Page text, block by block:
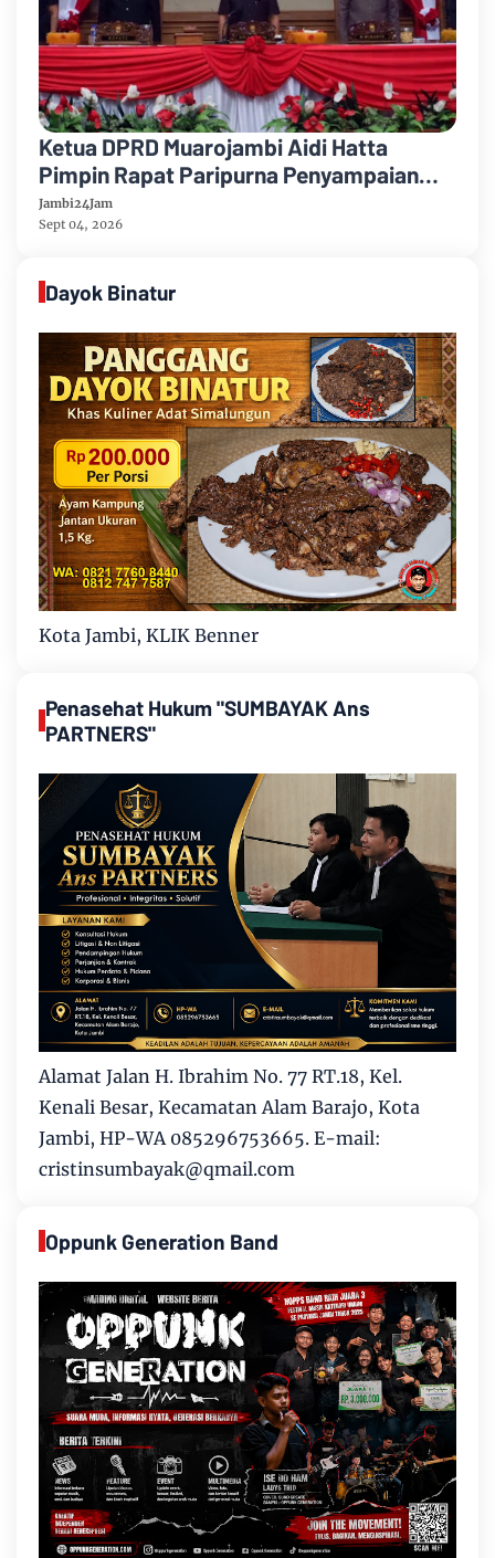
Ketua DPRD Muarojambi Aidi Hatta
Pimpin Rapat Paripurna Penyampaian
Rancangan Perubahan KUA-PPAS Tahun
Anggaran 2026
Jambi24Jam
Sept 04, 2026
Dayok Binatur
Kota Jambi, KLIK Benner
Penasehat Hukum "SUMBAYAK Ans
PARTNERS"
Alamat Jalan H. Ibrahim No. 77 RT.18, Kel.
Kenali Besar, Kecamatan Alam Barajo, Kota
Jambi, HP-WA 085296753665. E-mail:
cristinsumbayak@qmail.com
Oppunk Generation Band